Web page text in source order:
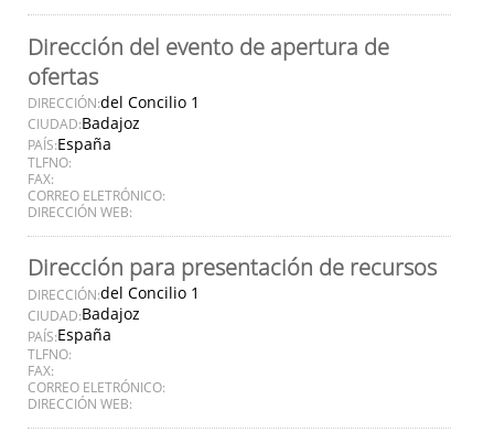
Dirección del evento de apertura de
ofertas
DIRECCIÓN:del Concilio 1
CIUDAD:Badajoz
PAÍS:España
TLFNO:
FAX:
CORREO ELETRÓNICO:
DIRECCIÓN WEB:
Dirección para presentación de recursos
DIRECCIÓN:del Concilio 1
CIUDAD:Badajoz
PAÍS:España
TLFNO:
FAX:
CORREO ELETRÓNICO:
DIRECCIÓN WEB: